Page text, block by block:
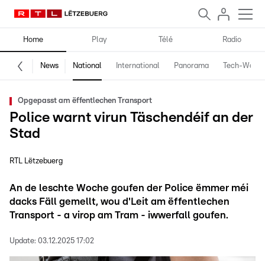
Home Play Télé Radio
News National International Panorama Tech-World
Opgepasst am ëffentlechen Transport
Police warnt virun Täschendéif an der
Stad
RTL Lëtzebuerg
An de leschte Woche goufen der Police ëmmer méi
dacks Fäll gemellt, wou d'Leit am ëffentlechen
Transport - a virop am Tram - iwwerfall goufen.
Update: 03.12.2025 17:02